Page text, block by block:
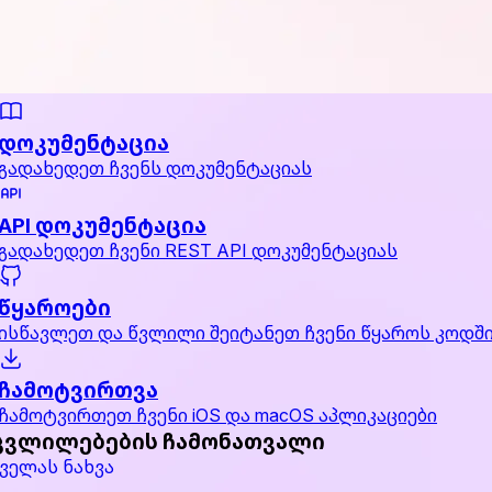
ჩვენს დოკუმენტაციას
დოკუმენტაცია
ჩვენი REST API დოკუმენტაციას
და წვლილი შეიტანეთ ჩვენი წყაროს
ჩვენი iOS და macOS აპლიკაციები
ჩამონათვალი
ნახვა